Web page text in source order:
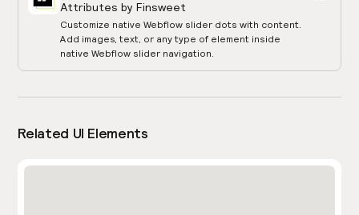
Attributes by Finsweet
Customize native Webflow slider dots with content.
Add images, text, or any type of element inside
native Webflow slider navigation.
Related UI Elements